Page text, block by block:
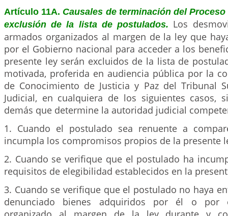
Artículo 11A. Causales de terminación del
exclusión de la lista de postulados. Los
armados organizados al margen de la ley que
por el Gobierno nacional para acceder a los
presente ley serán excluidos de la lista de
motivada, proferida en audiencia pública por la
de Conocimiento de Justicia y Paz del Tribunal
Judicial, en cualquiera de los siguientes casos,
demás que determine la autoridad judicial
1. Cuando el postulado sea renuente a
incumpla los compromisos propios de la presente
2. Cuando se verifique que el postulado ha
requisitos de elegibilidad establecidos en la
3. Cuando se verifique que el postulado no haya
denunciado bienes adquiridos por él o por